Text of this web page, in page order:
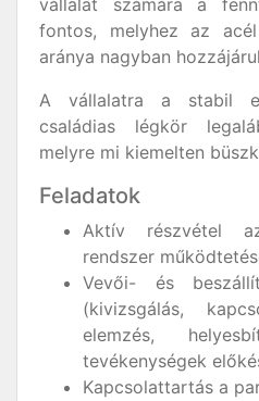
vállalat számára a
fontos, melyhez az acél
aránya nagyban
A vállalatra a stabil
családias légkör
melyre mi kiemelten
Feladatok
Aktív részvétel
rendszer
Vevői- és
(kivizsgálás,
elemzés,
tevékenységek
Kapcsolattartás a